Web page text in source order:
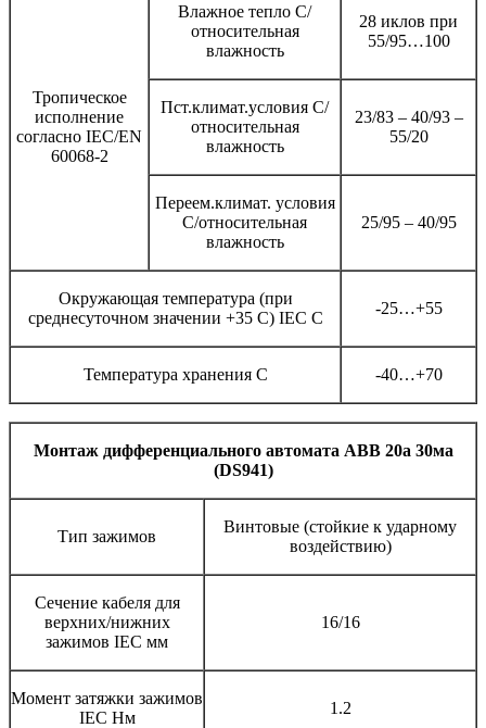
Тропическое
исполнение
согласно IEC/EN
60068-2
Влажное тепло C/
относительная
влажность
28 иклов при
55/95…100
Пст.климат.условия C/
относительная
влажность
23/83 – 40/93 –
55/20
Переем.климат. условия
C/относительная
влажность
25/95 – 40/95
Окружающая температура (при
среднесуточном значении +35 C) IEC C
-25…+55
Температура хранения C -40…+70
Монтаж дифференциального автомата ABB 20а 30ма
(DS941)
Тип зажимов
Винтовые (стойкие к ударному
воздействию)
Сечение кабеля для
верхних/нижних
зажимов IEC мм
16/16
Момент затяжки зажимов
IEC Нм
1.2